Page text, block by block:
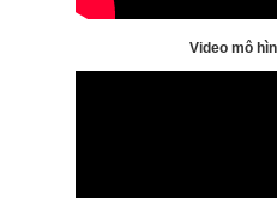
Video mô